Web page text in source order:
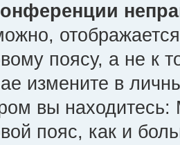
поясу, а не к
измените в
вы находитесь:
пояс, как и